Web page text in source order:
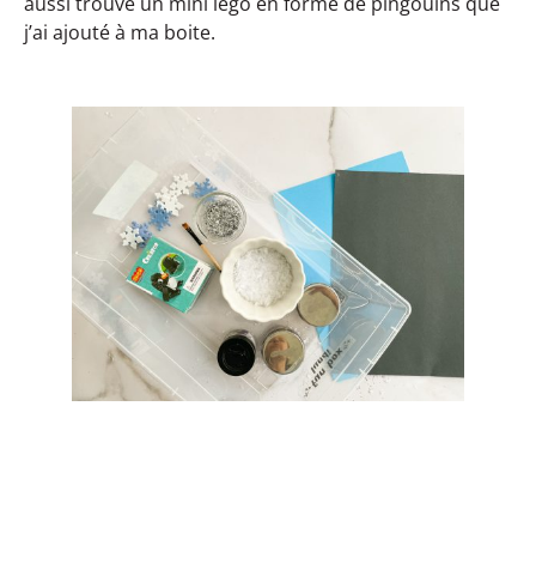
j’ai ajouté à ma boite.